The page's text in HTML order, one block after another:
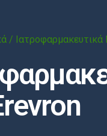
/ Ιατροφαρμακευτικά